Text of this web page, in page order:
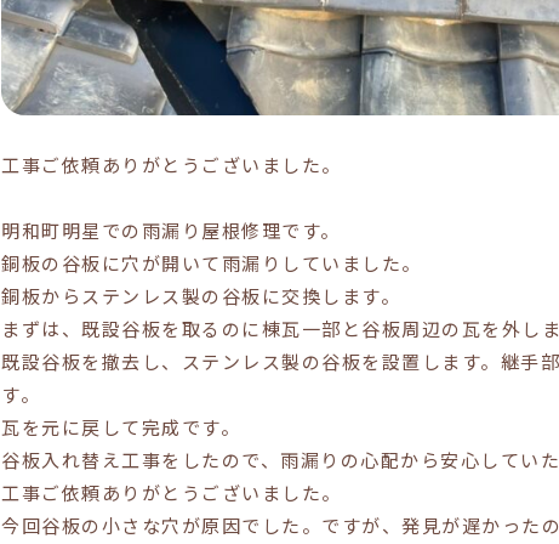
工事ご依頼ありがとうございました。
明和町明星での雨漏り屋根修理です。
銅板の谷板に穴が開いて雨漏りしていました。
銅板からステンレス製の谷板に交換します。
まずは、既設谷板を取るのに棟瓦一部と谷板周辺の瓦を外しま
既設谷板を撤去し、ステンレス製の谷板を設置します。継手
す。
瓦を元に戻して完成です。
谷板入れ替え工事をしたので、雨漏りの心配から安心していた
工事ご依頼ありがとうございました。
今回谷板の小さな穴が原因でした。ですが、発見が遅かった